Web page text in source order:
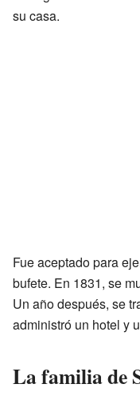
su casa.
Fue aceptado para
bufete. En 1831, se
Un año después, se
administró un hotel y
La familia de